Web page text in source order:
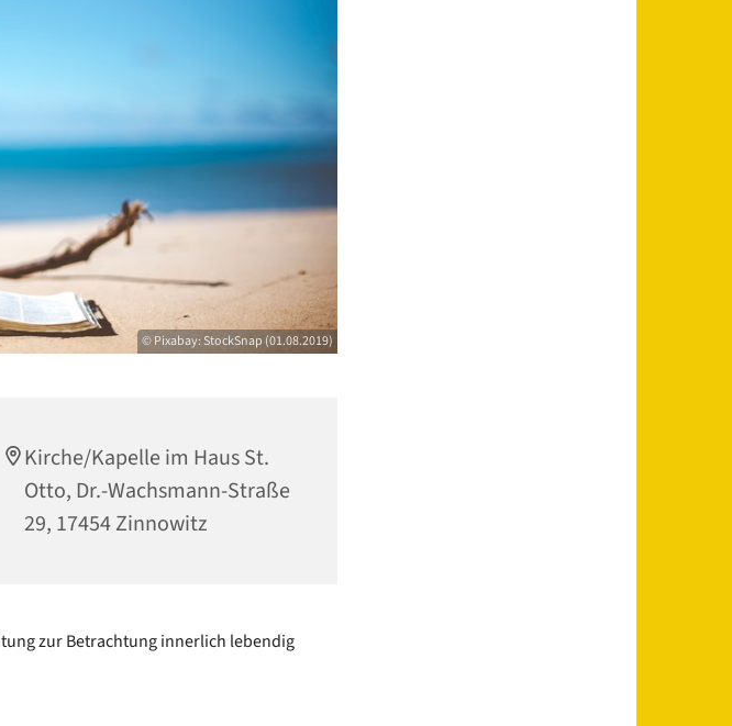
© Pixabay: StockSnap (01.08.2019)
Kirche/Kapelle im Haus St.
Otto, Dr.-Wachsmann-Straße
29, 17454 Zinnowitz
zur Betrachtung innerlich lebendig